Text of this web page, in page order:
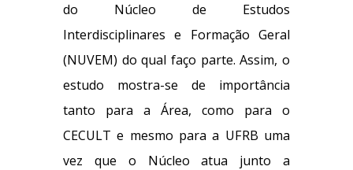
do Núcleo de Estudos
Interdisciplinares e Formação Geral
(NUVEM) do qual faço parte. Assim, o
estudo mostra-se de importância
tanto para a Área, como para o
CECULT e mesmo para a UFRB uma
vez que o Núcleo atua junto a